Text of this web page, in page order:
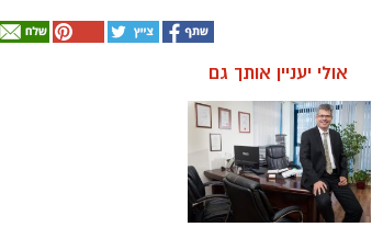
אולי יעניין אותך גם